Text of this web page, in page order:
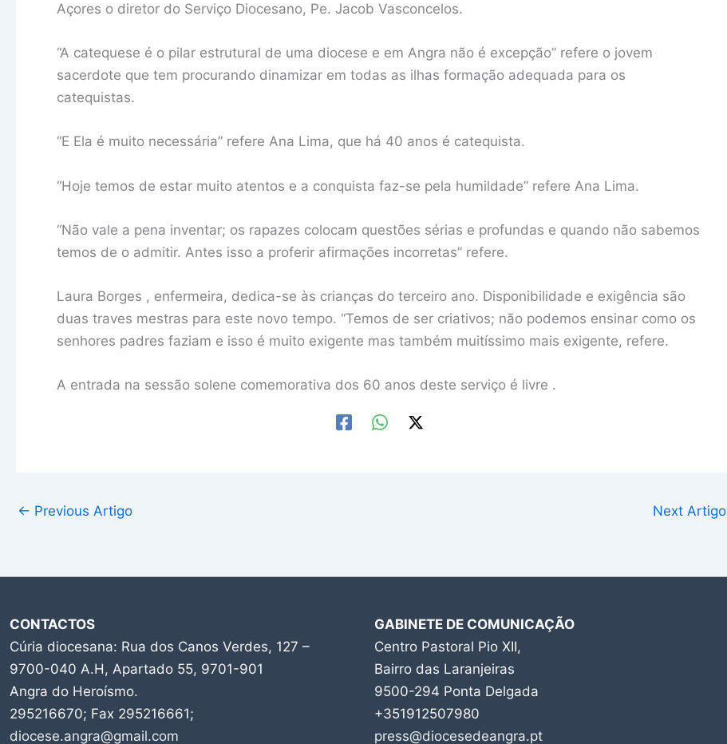
Açores o diretor do Serviço Diocesano, Pe. Jacob Vasconcelos.
“A catequese é o pilar estrutural de uma diocese e em Angra não é excepção” refere o jovem
sacerdote que tem procurando dinamizar em todas as ilhas formação adequada para os
catequistas.
“E Ela é muito necessária” refere Ana Lima, que há 40 anos é catequista.
“Hoje temos de estar muito atentos e a conquista faz-se pela humildade” refere Ana Lima.
“Não vale a pena inventar; os rapazes colocam questões sérias e profundas e quando não sabemos
temos de o admitir. Antes isso a proferir afirmações incorretas” refere.
Laura Borges , enfermeira, dedica-se às crianças do terceiro ano. Disponibilidade e exigência são
duas traves mestras para este novo tempo. “Temos de ser criativos; não podemos ensinar como os
senhores padres faziam e isso é muito exigente mas também muitíssimo mais exigente, refere.
A entrada na sessão solene comemorativa dos 60 anos deste serviço é livre .
← Previous Artigo Next Artigo
CONTACTOS
Cúria diocesana: Rua dos Canos Verdes, 127 –
9700-040 A.H, Apartado 55, 9701-901
Angra do Heroísmo.
295216670; Fax 295216661;
diocese.angra@gmail.com
GABINETE DE COMUNICAÇÃO
Centro Pastoral Pio XII,
Bairro das Laranjeiras
9500-294 Ponta Delgada
+351912507980
press@diocesedeangra.pt